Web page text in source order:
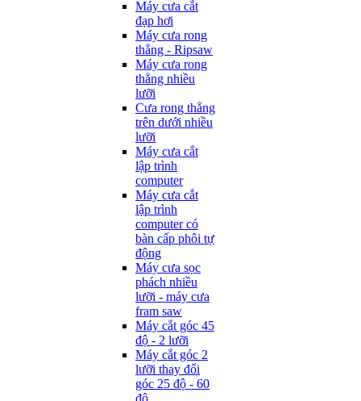
Máy cưa cắt
đạp hơi
Máy cưa rong
thẳng - Ripsaw
Máy cưa rong
thẳng nhiều
lưỡi
Cưa rong thẳng
trên dưới nhiều
lưỡi
Máy cưa cắt
lập trình
computer
Máy cưa cắt
lập trình
computer có
bàn cấp phôi tự
động
Máy cưa sọc
phách nhiều
lưỡi - máy cưa
fram saw
Máy cắt góc 45
độ - 2 lưỡi
Máy cắt góc 2
lưỡi thay đổi
góc 25 độ - 60
độ